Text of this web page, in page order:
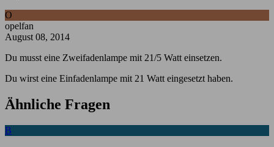
O
opelfan
August 08, 2014
Du musst eine Zweifadenlampe mit 21/5 Watt einsetzen.
Du wirst eine Einfadenlampe mit 21 Watt eingesetzt haben.
Ähnliche Fragen
B